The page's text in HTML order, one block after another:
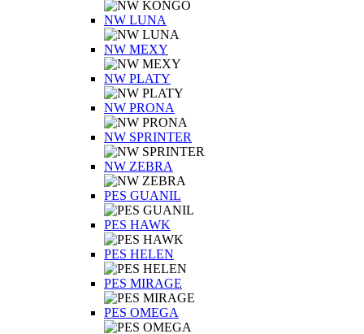
NW LUNA
NW MEXY
NW PLATY
NW PRONA
NW SPRINTER
NW ZEBRA
PES GUANIL
PES HAWK
PES HELEN
PES MIRAGE
PES OMEGA